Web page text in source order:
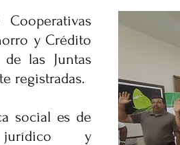
Cooperativas
y Crédito
las Juntas
registradas.
social es de
jurídico y